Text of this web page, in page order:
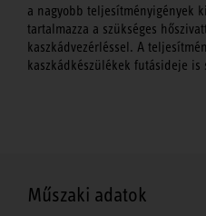
a nagyobb teljesítményigények
tartalmazza a szükséges
kaszkádvezérléssel. A
kaszkádkészülékek futásideje is
Műszaki adatok